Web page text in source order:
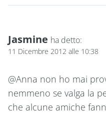
Jasmine ha detto:
11 Dicembre 2012 alle 10:38
@Anna non ho mai
nemmeno se valga la
che alcune amiche